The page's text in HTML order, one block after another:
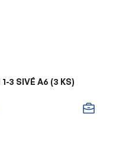
3 SIVÉ A6 (3 KS)